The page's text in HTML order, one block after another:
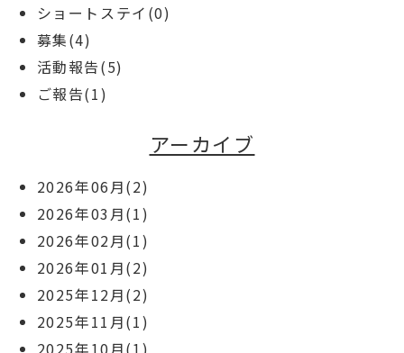
ショートステイ(0)
募集(4)
活動報告(5)
ご報告(1)
アーカイブ
2026年06月(2)
2026年03月(1)
2026年02月(1)
2026年01月(2)
2025年12月(2)
2025年11月(1)
2025年10月(1)